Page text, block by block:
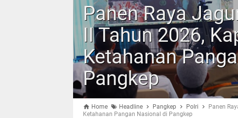
Panen Raya
II Tahun 2026,
Ketahanan
Pangkep
Home Headline Pangkep Polri
Panen
Ketahanan Pangan Nasional di Pangkep